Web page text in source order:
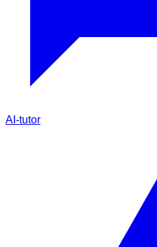
AI-tutor